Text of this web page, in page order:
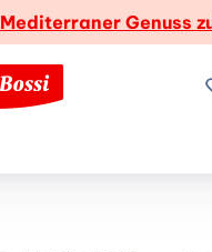
Mediterraner Genuss